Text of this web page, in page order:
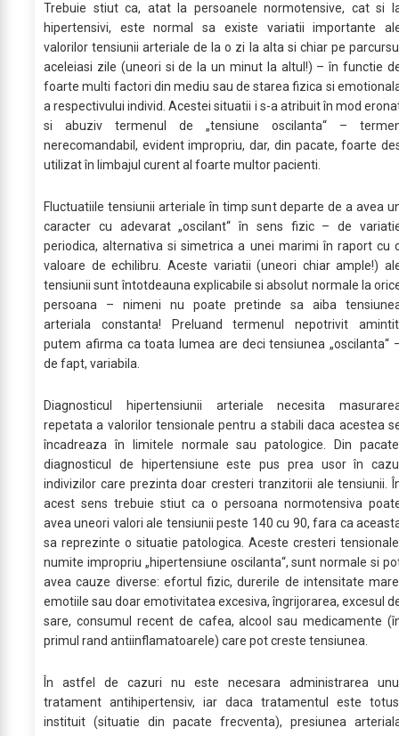
Trebuie stiut ca, atat la persoanele normotensive, cat si
hipertensivi, este normal sa existe variatii importante
valorilor tensiunii arteriale de la o zi la alta si chiar pe
aceleiasi zile (uneori si de la un minut la altul!) – în functie
foarte multi factori din mediu sau de starea fizica si
a respectivului individ. Acestei situatii i s-a atribuit în mod
si abuziv termenul de „tensiune oscilanta“ –
nerecomandabil, evident impropriu, dar, din pacate, foarte
utilizat în limbajul curent al foarte multor pacienti.
Fluctuatiile tensiunii arteriale în timp sunt departe de a avea
caracter cu adevarat „oscilant“ în sens fizic – de
periodica, alternativa si simetrica a unei marimi în raport cu
valoare de echilibru. Aceste variatii (uneori chiar ample!)
tensiunii sunt întotdeauna explicabile si absolut normale la
persoana – nimeni nu poate pretinde sa aiba
arteriala constanta! Preluand termenul nepotrivit
putem afirma ca toata lumea are deci tensiunea „oscilanta“
de fapt, variabila.
Diagnosticul hipertensiunii arteriale necesita
repetata a valorilor tensionale pentru a stabili daca acestea
încadreaza în limitele normale sau patologice. Din
diagnosticul de hipertensiune este pus prea usor în
indivizilor care prezinta doar cresteri tranzitorii ale tensiunii.
acest sens trebuie stiut ca o persoana normotensiva
avea uneori valori ale tensiunii peste 140 cu 90, fara ca
sa reprezinte o situatie patologica. Aceste cresteri
numite impropriu „hipertensiune oscilanta“, sunt normale si
avea cauze diverse: efortul fizic, durerile de intensitate
emotiile sau doar emotivitatea excesiva, îngrijorarea, excesul
sare, consumul recent de cafea, alcool sau medicamente
primul rand antiinflamatoarele) care pot creste tensiunea.
În astfel de cazuri nu este necesara administrarea
tratament antihipertensiv, iar daca tratamentul este
instituit (situatie din pacate frecventa), presiunea